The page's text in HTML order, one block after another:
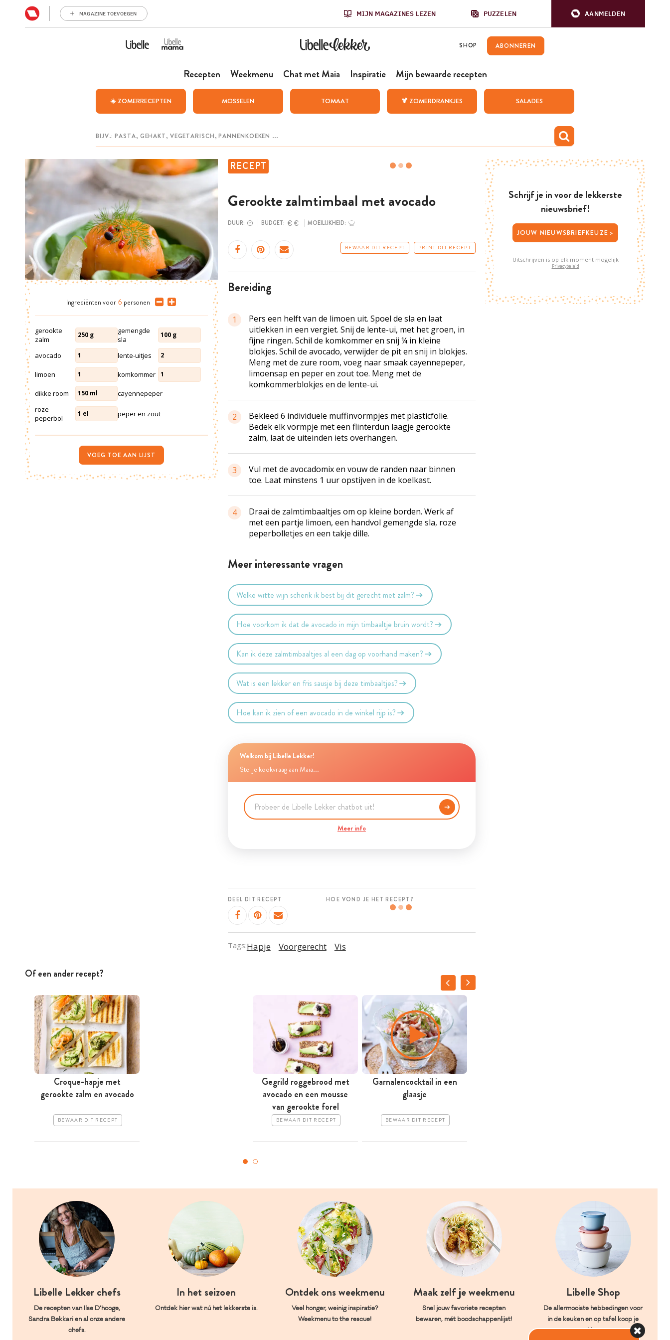
MAGAZINE TOEVOEGEN MIJN MAGAZINES LEZEN PUZZELEN AANMELDEN
SHOP ABONNEREN
Recepten Weekmenu Chat met Maia Inspiratie Mijn bewaarde recepten
☀️ ZOMERRECEPTEN MOSSELEN TOMAAT 🍹 ZOMERDRANKJES SALADES
RECEPT
Gerookte zalmtimbaal met avocado
DUUR: BUDGET: MOEILIJKHEID:
BEWAAR DIT RECEPT PRINT DIT RECEPT
bereiding
1
Pers een helft van de limoen uit. Spoel de sla en laat
uitlekken in een vergiet. Snij de lente-ui, met het groen, in
fijne ringen. Schil de komkommer en snij ¼ in kleine
blokjes. Schil de avocado, verwijder de pit en snij in blokjes.
Meng met de zure room, voeg naar smaak cayennepeper,
limoensap en peper en zout toe. Meng met de
komkommerblokjes en de lente-ui.
2
Bekleed 6 individuele muffinvormpjes met plasticfolie.
Bedek elk vormpje met een flinterdun laagje gerookte
zalm, laat de uiteinden iets overhangen.
3
Vul met de avocadomix en vouw de randen naar binnen
toe. Laat minstens 1 uur opstijven in de koelkast.
4
Draai de zalmtimbaaltjes om op kleine borden. Werk af
met een partje limoen, een handvol gemengde sla, roze
peperbolletjes en een takje dille.
Meer interessante vragen
Welke witte wijn schenk ik best bij dit gerecht met zalm?
Hoe voorkom ik dat de avocado in mijn timbaaltje bruin wordt?
Kan ik deze zalmtimbaaltjes al een dag op voorhand maken?
Wat is een lekker en fris sausje bij deze timbaaltjes?
Hoe kan ik zien of een avocado in de winkel rijp is?
Welkom bij Libelle Lekker!
Stel je kookvraag aan Maia...
Meer info
DEEL DIT RECEPT HOE VOND JE HET RECEPT?
Tags:Hapje Voorgerecht Vis
Ingrediënten voor 6 personen
gerookte
zalm
250 g
gemengde
sla
100 g
avocado 1 lente-uitjes 2
limoen 1 komkommer 1
dikke room 150 ml
cayennepeper
roze
peperbol
1 el peper en zout
VOEG TOE AAN LIJST
Of een ander recept?
Croque-hapje met
gerookte zalm en avocado
BEWAAR DIT RECEPT
Gegrild roggebrood met
avocado en een mousse
van gerookte forel
BEWAAR DIT RECEPT
Garnalencocktail in een
glaasje
BEWAAR DIT RECEPT
Schrijf je in voor de lekkerste
nieuwsbrief!
JOUW NIEUWSBRIEFKEUZE >
Uitschrijven is op elk moment mogelijk
Privacybeleid
Libelle Lekker chefs
De recepten van Ilse D’hooge,
Sandra Bekkari en al onze andere
chefs.
In het seizoen
Ontdek hier wat nú het lekkerste is.
Ontdek ons weekmenu
Veel honger, weinig inspiratie?
Weekmenu to the rescue!
Maak zelf je weekmenu
Snel jouw favoriete recepten
bewaren, mét boodschappenlijst!
Libelle Shop
De allermooiste hebbedingen voor
in de keuken en op tafel koop je
hier.